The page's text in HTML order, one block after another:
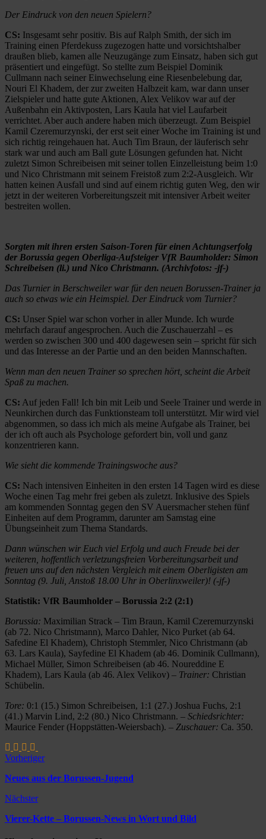
Der Eindruck von den neuen Spielern?
CS: Insgesamt sehr positiv. Bis auf Ralph Smith, der sich im
Training einen Pferdekuss zugezogen hatte und vorsichtshalber
draußen blieb, kamen alle Neuzugänge zum Einsatz, haben sich gut
präsentiert und eingefügt. So stellte zum Beispiel Dominik
Cullmann nach seiner Einwechselung eine Riesenbelebung dar,
Nouri El Khadem, der zur zweiten Halbzeit kam, war dann unser
Zielspieler und hatte gute Aktionen, Alex Velikov war auf der
Außenbahn ein Aktivposten, Lars Kaula hat viel Laufarbeit
verrichtet. Aber auch andere haben mich überzeugt. Zum Beispiel
Kamil Czeremurzynski, der erst seit einer Woche im Training ist und
sich richtig reingehauen hat. Auch Tim Braun, der läuferisch sehr
stark war und auch am Ball gute Lösungen gefunden hat. Nicht
zuletzt Simon Schreibeisen mit seiner tollen Einzelleistung beim 1:0
und Nico Christmann mit seinem Freistoß zum 2:2-Ausgleich. Wir
hatten keinen Ausfall und sind auf einem richtig guten Weg, den wir
jetzt in der weiteren Vorbereitungszeit mit intensiver Arbeit weiter
bestreiten wollen.
Sorgten mit ihren ersten Saison-Toren für einen Achtungserfolg
der Borussia gegen Oberliga-Aufsteiger VfR Baumholder: Simon
Schreibeisen (li.) und Nico Christmann. (Archivfotos: -jf-)
Das Turnier in Berschweiler war für den neuen Borussen-Trainer ja
auch so etwas wie ein Heimspiel. Der Eindruck vom Turnier?
CS: Unser Spiel war schon vorher in aller Munde. Ich wurde
mehrfach darauf angesprochen. Auch die Zuschauerzahl – es
werden so zwischen 300 und 400 dagewesen sein – spricht für sich
und das Interesse an der Partie und an den beiden Mannschaften.
Wenn man den neuen Trainer so sprechen hört, scheint die Arbeit
Spaß zu machen.
CS: Auf jeden Fall! Ich bin mit Leib und Seele Trainer und werde in
Neunkirchen durch das Funktionsteam toll unterstützt. Mir wird viel
abgenommen, so dass ich mich als meine Aufgabe als Trainer, bei
der ich oft auch als Psychologe gefordert bin, voll und ganz
konzentrieren kann.
Wie sieht die kommende Trainingswoche aus?
CS: Nach intensiven Einheiten in den ersten 14 Tagen wird es diese
Woche einen Tag mehr frei geben als zuletzt. Inklusive des Spiels
am kommenden Sonntag gegen den SV Auersmacher stehen fünf
Einheiten auf dem Programm, darunter am Samstag eine
Übungseinheit zum Thema Standards.
Dann wünschen wir Euch viel Erfolg und auch Freude bei der
weiteren, hoffentlich verletzungsfreien Vorbereitungsarbeit und
freuen uns auf den nächsten Vergleich mit einem Oberligisten am
Sonntag (9. Juli, Anstoß 18.00 Uhr in Oberlinxweiler)! (-jf-)
Statistik: VfR Baumholder – Borussia 2:2 (2:1)
Borussia: Maximilian Strack – Tim Braun, Kamil Czeremurzynski
(ab 72. Nico Christmann), Marco Dahler, Nico Purket (ab 64.
Safedine El Khadem), Christoph Stemmler, Nico Christmann (ab
63. Lars Kaula), Sayfedine El Khadem (ab 46. Dominik Cullmann),
Michael Müller, Simon Schreibeisen (ab 46. Noureddine E
Khadem), Lars Kaula (ab 46. Alex Velikov) – Trainer: Christian
Schübelin.
Tore: 0:1 (15.) Simon Schreibeisen, 1:1 (27.) Joshua Fuchs, 2:1
(41.) Marvin Lind, 2:2 (80.) Nico Christmann. – Schiedsrichter:
Maurice Fender (Hoppstätten-Weiersbach). – Zuschauer: Ca. 350.
Vorheriger
Neues aus der Borussen-Jugend
Nächster
Vierer-Kette – Borussen-News in Wort und Bild